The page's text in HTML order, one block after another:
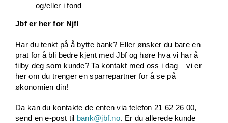
og/eller i fond
Jbf er her for Njf!
Har du tenkt på å bytte bank? Eller ønsker du bare en
prat for å bli bedre kjent med Jbf og høre hva vi har å
tilby deg som kunde? Ta kontakt med oss i dag – vi er
her om du trenger en sparrepartner for å se på
økonomien din!
Da kan du kontakte de enten via telefon 21 62 26 00,
send en e-post til bank@jbf.no. Er du allerede kunde